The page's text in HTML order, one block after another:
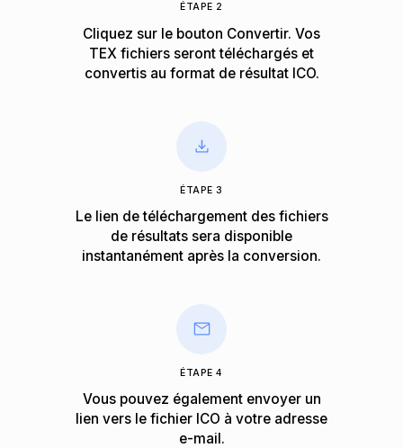
ÉTAPE 2
Cliquez sur le bouton Convertir. Vos
TEX fichiers seront téléchargés et
convertis au format de résultat ICO.
ÉTAPE 3
Le lien de téléchargement des fichiers
de résultats sera disponible
instantanément après la conversion.
ÉTAPE 4
Vous pouvez également envoyer un
lien vers le fichier ICO à votre adresse
e-mail.